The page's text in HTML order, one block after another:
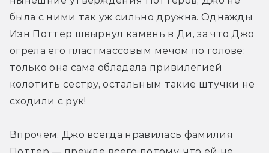
была с ними так уж сильно дружна. Однажды
Иэн Поттер швырнул камень в Ди, за что Джо
огрела его пластмассовым мечом по голове:
только она сама обладала привилегией
колотить сестру, остальным такие штучки не
сходили с рук!
Впрочем, Джо всегда нравилась фамилия